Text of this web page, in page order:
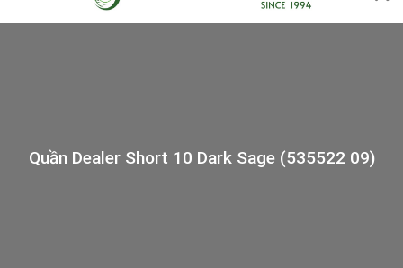
Quần Dealer Short 10 Dark Sage (535522 09)